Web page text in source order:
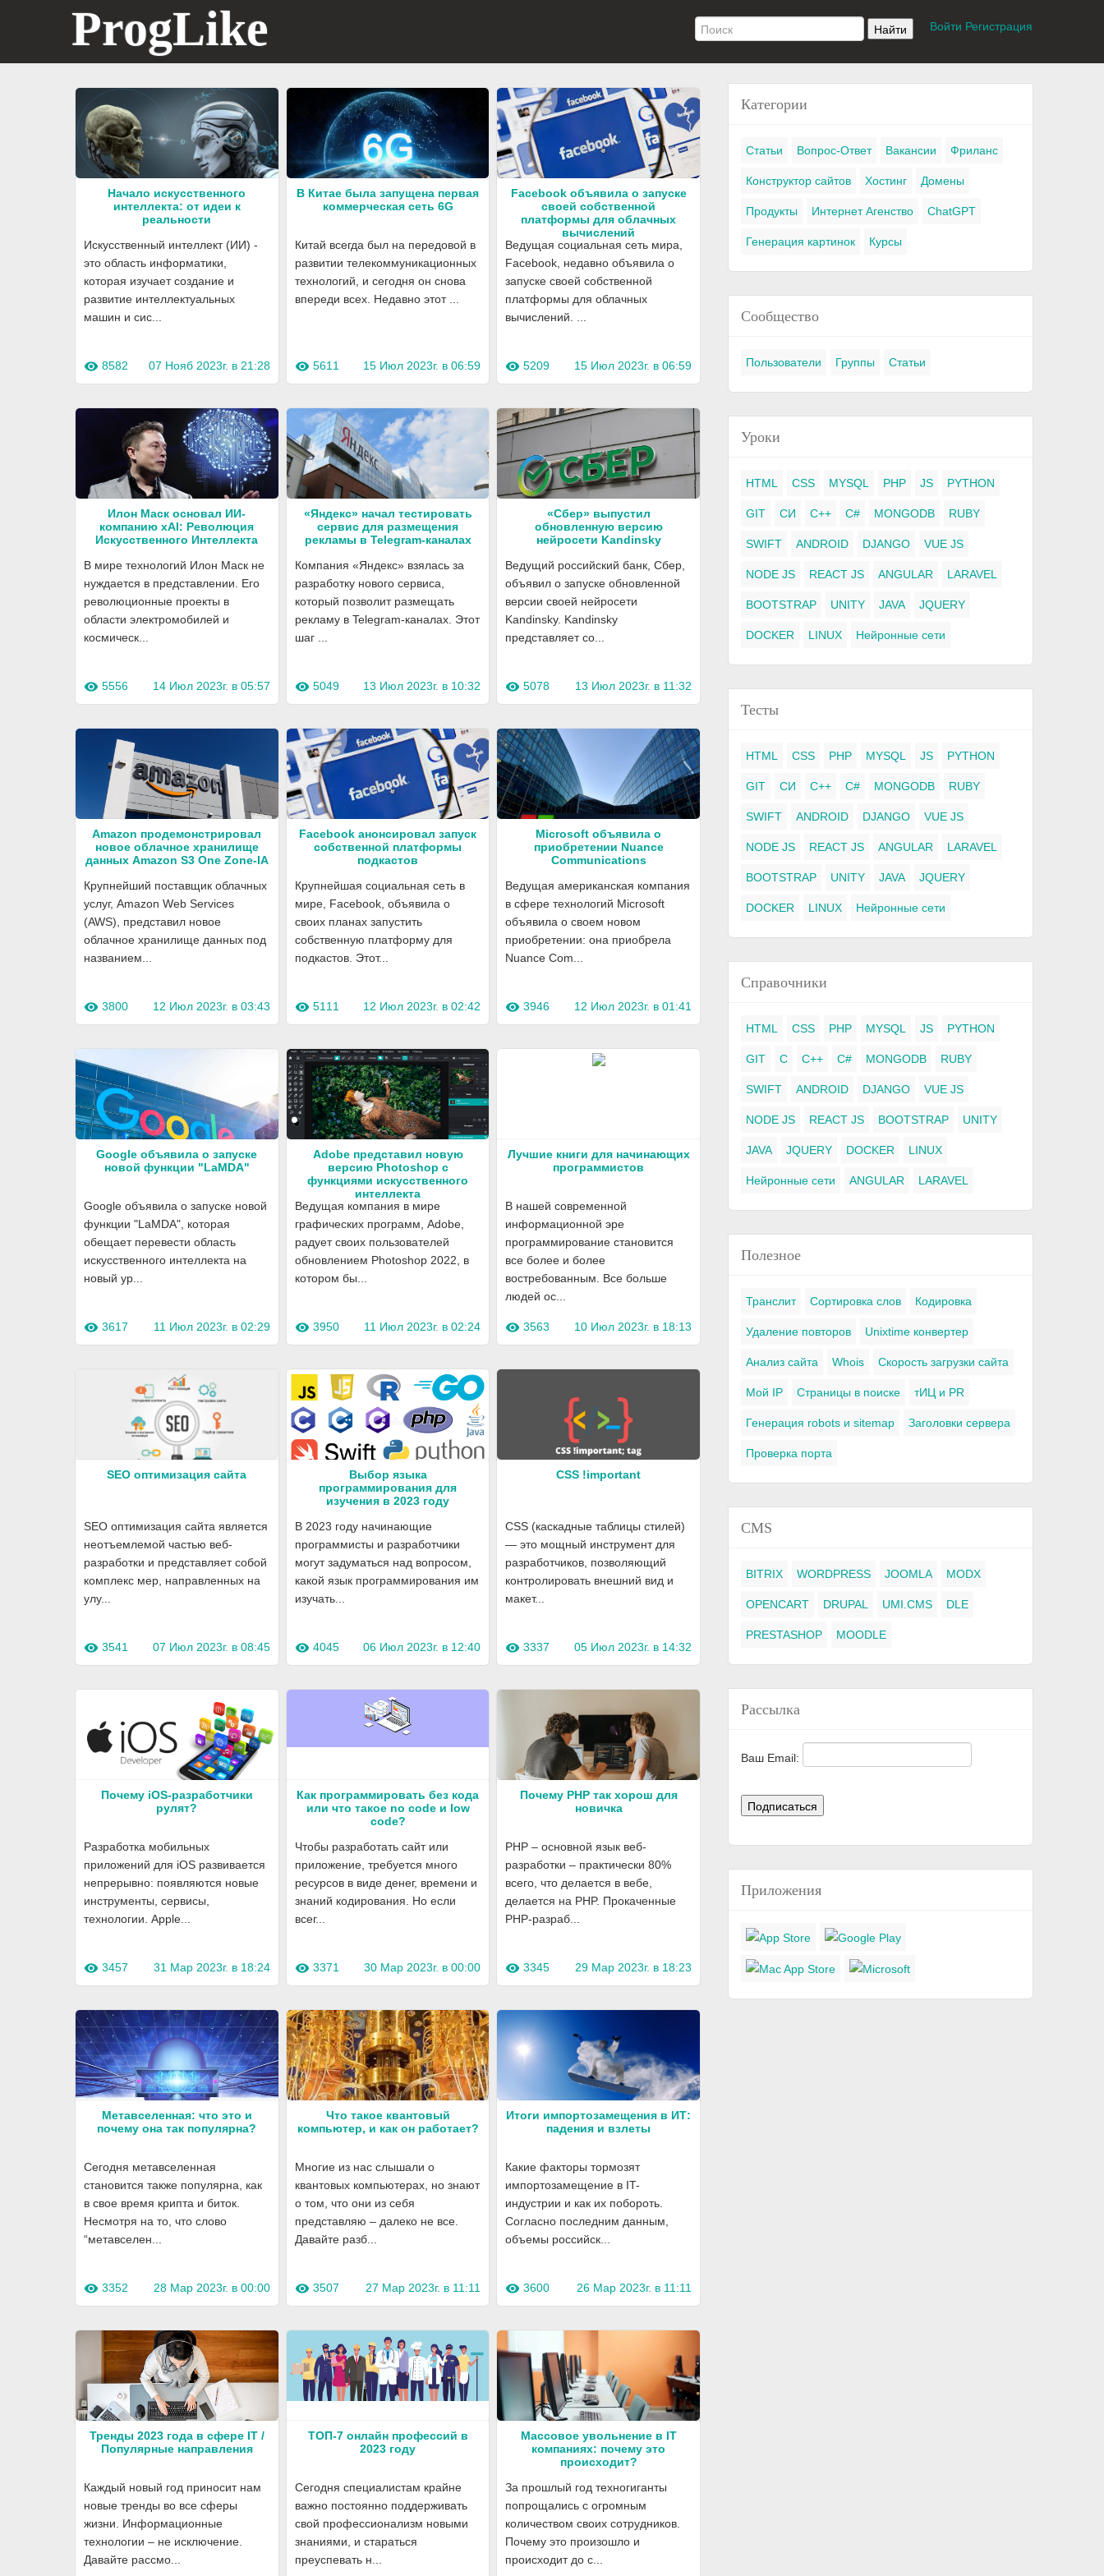
ProgLike Войти Регистрация
Начало искусственного
интеллекта: от идеи к
реальности
Искусственный интеллект (ИИ) -
это область информатики,
которая изучает создание и
развитие интеллектуальных
машин и сис...
visibility 8582 07 Нояб 2023г. в 21:28
В Китае была запущена первая
коммерческая сеть 6G
Китай всегда был на передовой в
развитии телекоммуникационных
технологий, и сегодня он снова
впереди всех. Недавно этот ...
visibility 5611 15 Июл 2023г. в 06:59
Facebook объявила о запуске
своей собственной
платформы для облачных
вычислений
Ведущая социальная сеть мира,
Facebook, недавно объявила о
запуске своей собственной
платформы для облачных
вычислений. ...
visibility 5209 15 Июл 2023г. в 06:59
Илон Маск основал ИИ-
компанию xAI: Революция
Искусственного Интеллекта
В мире технологий Илон Маск не
нуждается в представлении. Его
революционные проекты в
области электромобилей и
космическ...
visibility 5556 14 Июл 2023г. в 05:57
«Яндекс» начал тестировать
сервис для размещения
рекламы в Telegram-каналах
Компания «Яндекс» взялась за
разработку нового сервиса,
который позволит размещать
рекламу в Telegram-каналах. Этот
шаг ...
visibility 5049 13 Июл 2023г. в 10:32
«Сбер» выпустил
обновленную версию
нейросети Kandinsky
Ведущий российский банк, Сбер,
объявил о запуске обновленной
версии своей нейросети
Kandinsky. Kandinsky
представляет со...
visibility 5078 13 Июл 2023г. в 11:32
Amazon продемонстрировал
новое облачное хранилище
данных Amazon S3 One Zone-IA
Крупнейший поставщик облачных
услуг, Amazon Web Services
(AWS), представил новое
облачное хранилище данных под
названием...
visibility 3800 12 Июл 2023г. в 03:43
Facebook анонсировал запуск
собственной платформы
подкастов
Крупнейшая социальная сеть в
мире, Facebook, объявила о
своих планах запустить
собственную платформу для
подкастов. Этот...
visibility 5111 12 Июл 2023г. в 02:42
Microsoft объявила о
приобретении Nuance
Communications
Ведущая американская компания
в сфере технологий Microsoft
объявила о своем новом
приобретении: она приобрела
Nuance Com...
visibility 3946 12 Июл 2023г. в 01:41
Google объявила о запуске
новой функции "LaMDA"
Google объявила о запуске новой
функции "LaMDA", которая
обещает перевести область
искусственного интеллекта на
новый ур...
visibility 3617 11 Июл 2023г. в 02:29
Adobe представил новую
версию Photoshop с
функциями искусственного
интеллекта
Ведущая компания в мире
графических программ, Adobe,
радует своих пользователей
обновлением Photoshop 2022, в
котором бы...
visibility 3950 11 Июл 2023г. в 02:24
Лучшие книги для начинающих
программистов
В нашей современной
информационной эре
программирование становится
все более и более
востребованным. Все больше
людей ос...
visibility 3563 10 Июл 2023г. в 18:13
SEO оптимизация сайта
SEO оптимизация сайта является
неотъемлемой частью веб-
разработки и представляет собой
комплекс мер, направленных на
улу...
visibility 3541 07 Июл 2023г. в 08:45
Выбор языка
программирования для
изучения в 2023 году
В 2023 году начинающие
программисты и разработчики
могут задуматься над вопросом,
какой язык программирования им
изучать...
visibility 4045 06 Июл 2023г. в 12:40
CSS !important
CSS (каскадные таблицы стилей)
— это мощный инструмент для
разработчиков, позволяющий
контролировать внешний вид и
макет...
visibility 3337 05 Июл 2023г. в 14:32
Почему iOS-разработчики
рулят?
Разработка мобильных
приложений для iOS развивается
непрерывно: появляются новые
инструменты, сервисы,
технологии. Apple...
visibility 3457 31 Мар 2023г. в 18:24
Как программировать без кода
или что такое no code и low
code?
Чтобы разработать сайт или
приложение, требуется много
ресурсов в виде денег, времени и
знаний кодирования. Но если
всег...
visibility 3371 30 Мар 2023г. в 00:00
Почему PHP так хорош для
новичка
PHP – основной язык веб-
разработки – практически 80%
всего, что делается в вебе,
делается на PHP. Прокаченные
PHP-разраб...
visibility 3345 29 Мар 2023г. в 18:23
Метавселенная: что это и
почему она так популярна?
Сегодня метавселенная
становится также популярна, как
в свое время крипта и биток.
Несмотря на то, что слово
“метавселен...
visibility 3352 28 Мар 2023г. в 00:00
Что такое квантовый
компьютер, и как он работает?
Многие из нас слышали о
квантовых компьютерах, но знают
о том, что они из себя
представляю – далеко не все.
Давайте разб...
visibility 3507 27 Мар 2023г. в 11:11
Итоги импортозамещения в ИТ:
падения и взлеты
Какие факторы тормозят
импортозамещение в IT-
индустрии и как их побороть.
Согласно последним дан­ным,
объемы рос­сий­ск...
visibility 3600 26 Мар 2023г. в 11:11
Тренды 2023 года в сфере IT /
Популярные направления
Каждый новый год приносит нам
новые тренды во все сферы
жизни. Информационные
технологии – не исключение.
Давайте рассмо...
ТОП-7 онлайн профессий в
2023 году
Сегодня специалистам крайне
важно постоянно поддерживать
свой профессионализм новыми
знаниями, и стараться
преуспевать н...
Массовое увольнение в IT
компаниях: почему это
происходит?
За прошлый год техногиганты
попрощались с огромным
количеством своих сотрудников.
Почему это произошло и
происходит до с...
Категории
Статьи Вопрос-Ответ Вакансии Фриланс
Конструктор сайтов Хостинг Домены
Продукты Интернет Агенство ChatGPT
Генерация картинок Курсы
Сообщество
Пользователи Группы Статьи
Уроки
HTML CSS MYSQL PHP JS PYTHON
GIT СИ C++ C# MONGODB RUBY
SWIFT ANDROID DJANGO VUE JS
NODE JS REACT JS ANGULAR LARAVEL
BOOTSTRAP UNITY JAVA JQUERY
DOCKER LINUX Нейронные сети
Тесты
HTML CSS PHP MYSQL JS PYTHON
GIT СИ C++ C# MONGODB RUBY
SWIFT ANDROID DJANGO VUE JS
NODE JS REACT JS ANGULAR LARAVEL
BOOTSTRAP UNITY JAVA JQUERY
DOCKER LINUX Нейронные сети
Справочники
HTML CSS PHP MYSQL JS PYTHON
GIT C C++ C# MONGODB RUBY
SWIFT ANDROID DJANGO VUE JS
NODE JS REACT JS BOOTSTRAP UNITY
JAVA JQUERY DOCKER LINUX
Нейронные сети ANGULAR LARAVEL
Полезное
Транслит Сортировка слов Кодировка
Удаление повторов Unixtime конвертер
Анализ сайта Whois Скорость загрузки сайта
Мой IP Страницы в поиске тИЦ и PR
Генерация robots и sitemap Заголовки сервера
Проверка порта
CMS
BITRIX WORDPRESS JOOMLA MODX
OPENCART DRUPAL UMI.CMS DLE
PRESTASHOP MOODLE
Рассылка
Ваш Email:
Приложения